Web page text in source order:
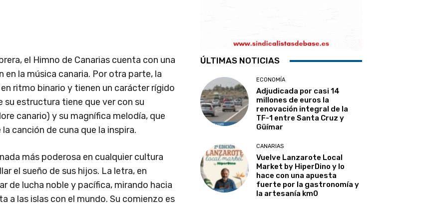
el Himno de Canarias cuenta con una
la música canaria. Por otra parte, la
ritmo binario y tienen un carácter rígido
su estructura tiene que ver con su
canario) y su magnífica melodía, que
canción de cuna que la inspira.
más poderosa en cualquier cultura
el sueño de sus hijos. La letra, en
de lucha noble y pacífica, mirando hacia
a las islas con el mundo. Su comienzo es
ÚLTIMAS NOTICIAS
ECONOMÍA
Adjudicada por casi 14
millones de euros la
renovación integral de la
TF-1 entre Santa Cruz y
Güímar
CANARIAS
Vuelve Lanzarote Local
Market by HiperDino y lo
hace con una apuesta
fuerte por la gastronomía y
la artesanía km0